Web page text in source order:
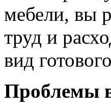
мебели, вы
труд и
вид
Проблемы